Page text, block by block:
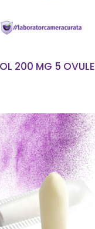
200 MG 5 OVULE
CITEȘTE MAI MULT